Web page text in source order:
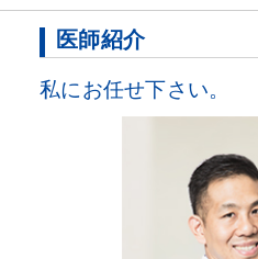
医師紹介
私にお任せ下さい。